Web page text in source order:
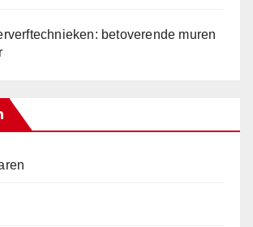
betoverende muren